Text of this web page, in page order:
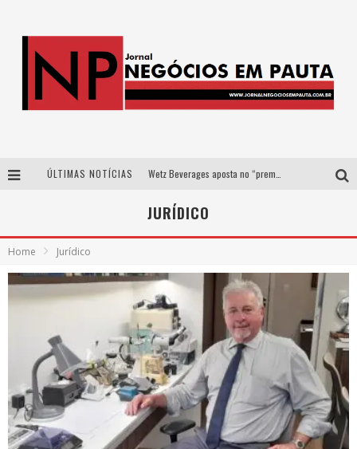
ÚLTIMAS NOTÍCIAS
Como a Cortex seduziu Google, AWS e McDonald’s com IA para o go-to-market
JURÍDICO
Home Jurídico